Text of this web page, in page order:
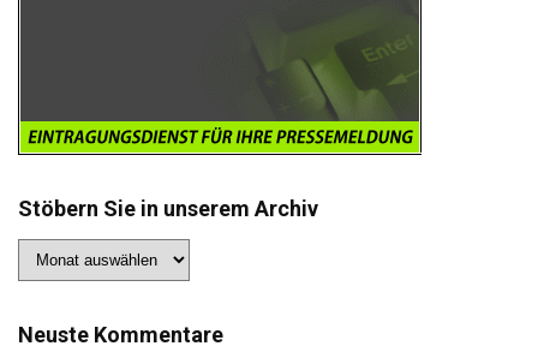
Stöbern Sie in unserem Archiv
Sie
Archiv
Neuste Kommentare